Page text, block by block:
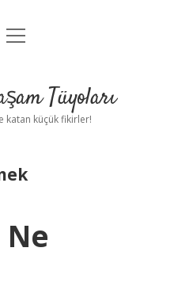
Uyarı
menüyü
Tüyoları
katan küçük fikirler!